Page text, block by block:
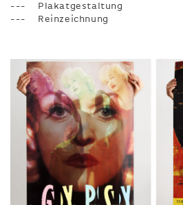
Plakatgestaltung
Reinzeichnung